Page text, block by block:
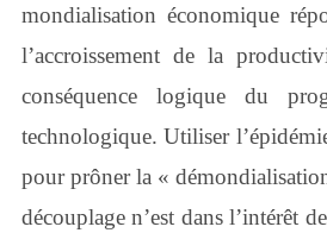
mondialisation économique
l’accroissement de la
conséquence logique du
technologique. Utiliser
pour prôner la «
découplage n’est dans l’intérêt